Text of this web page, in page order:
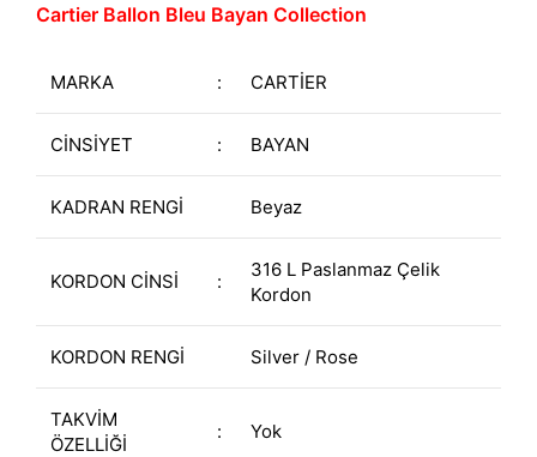
Cartier Ballon Bleu Bayan Collection
MARKA : CARTİER
CİNSİYET : BAYAN
KADRAN RENGİ Beyaz
KORDON CİNSİ :
316 L Paslanmaz Çelik
Kordon
KORDON RENGİ Silver / Rose
TAKVİM
ÖZELLİĞİ
: Yok